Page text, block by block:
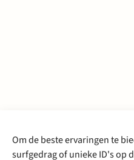
Om de beste ervaringen te
surfgedrag of unieke ID's op